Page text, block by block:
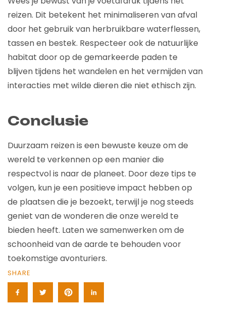
SHARE
reizen. Dit betekent het minimaliseren van afval
door het gebruik van herbruikbare waterflessen,
tassen en bestek. Respecteer ook de natuurlijke
habitat door op de gemarkeerde paden te
blijven tijdens het wandelen en het vermijden van
interacties met wilde dieren die niet ethisch zijn.
Conclusie
Duurzaam reizen is een bewuste keuze om de
wereld te verkennen op een manier die
respectvol is naar de planeet. Door deze tips te
volgen, kun je een positieve impact hebben op
de plaatsen die je bezoekt, terwijl je nog steeds
geniet van de wonderen die onze wereld te
bieden heeft. Laten we samenwerken om de
schoonheid van de aarde te behouden voor
toekomstige avonturiers.